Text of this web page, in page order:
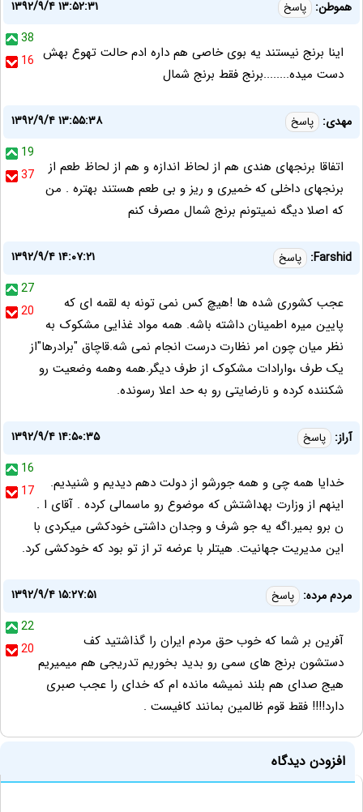
هموطن: پاسخ
۱۳۹۲/۹/۴ ۱۳:۵۲:۳۱
38
16 اینا برنج نیستند یه بوی خاصی هم داره ادم حالت تهوع بهش
دست میده........برنج فقط برنج شمال
مهدی: پاسخ
۱۳۹۲/۹/۴ ۱۳:۵۵:۳۸
19
37
اتفاقا برنجهای هندی هم از لحاظ اندازه و هم از لحاظ طعم از
برنجهای داخلی که خمیری و ریز و بی طعم هستند بهتره . من
که اصلا دیگه نمیتونم برنج شمال مصرف کنم
Farshid: پاسخ
۱۳۹۲/۹/۴ ۱۴:۰۷:۲۱
27
20
عجب کشوری شده ها !هیچ کس نمی تونه به لقمه ای که
پایین میره اطمینان داشته باشه. همه مواد غذایی مشکوک به
نظر میان چون امر نظارت درست انجام نمی شه.قاچاق "برادرها"از
یک طرف ،وارادات مشکوک از طرف دیگر.همه وهمه وضعیت رو
شکننده کرده و نارضایتی رو به حد اعلا رسونده.
آراز: پاسخ
۱۳۹۲/۹/۴ ۱۴:۵۰:۳۵
16
17
خدایا همه چی و همه جورشو از دولت دهم دیدیم و شنیدیم.
اینهم از وزارت بهداشتش که موضوع رو ماسمالی کرده . آقای ا .
ن برو بمیر.اگه یه جو شرف و وجدان داشتی خودکشی میکردی با
این مدیریت جهانیت. هیتلر با عرضه تر از تو بود که خودکشی کرد.
مردم مرده: پاسخ
۱۳۹۲/۹/۴ ۱۵:۲۷:۵۱
22
20
آفرین بر شما که خوب حق مردم ایران را گذاشتید کف
دستشون برنج های سمی رو بدید بخوریم تدریجی هم میمیریم
هیج صدای هم بلند نمیشه مانده ام که خدای را عجب صبری
دارد!!!! فقط قوم ظالمین بمانند کافیست .
افزودن دیدگاه